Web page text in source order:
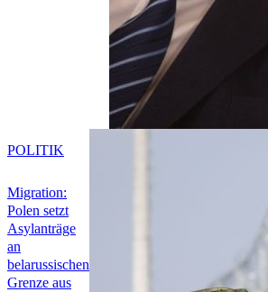
Migration:
Polen setzt
Asylanträge
an
belarussischen
Grenze aus
POLITIK